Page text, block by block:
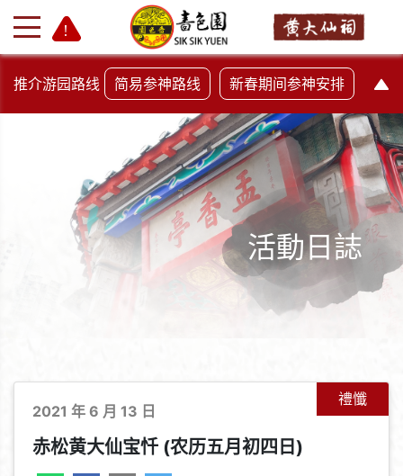
+
推介游园路线 简易参神路线 新春期间参神安排
活動日誌
禮懺
2021 年 6 月 13 日
赤松黄大仙宝忏 (农历五月初四日)